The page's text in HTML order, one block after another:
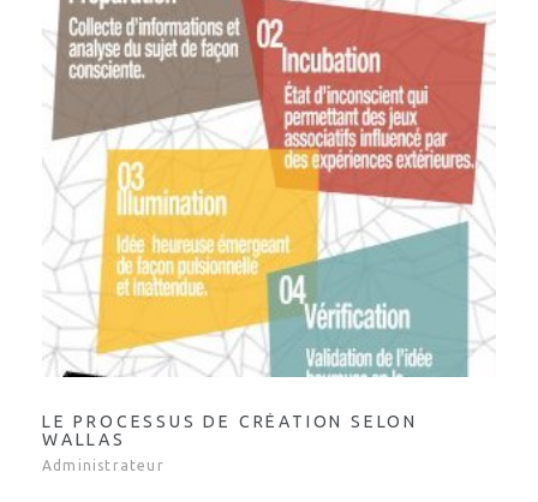
LE PROCESSUS DE CRÉATION SELON
WALLAS
Administrateur